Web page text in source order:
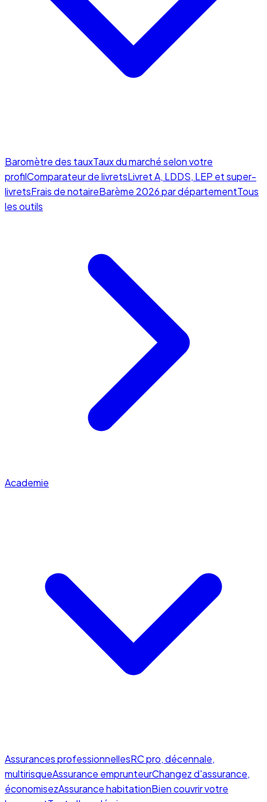
Baromètre des tauxTaux du marché selon votre
profilComparateur de livretsLivret A, LDDS, LEP et super-
livretsFrais de notaireBarème 2026 par départementTous
les outils
Academie
Assurances professionnellesRC pro, décennale,
multirisqueAssurance emprunteurChangez d'assurance,
économisezAssurance habitationBien couvrir votre